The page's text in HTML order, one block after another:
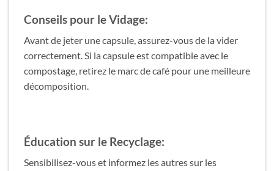
Conseils pour le Vidage:
Avant de jeter une capsule, assurez-vous de la vider
correctement. Si la capsule est compatible avec le
compostage, retirez le marc de café pour une meilleure
décomposition.
Éducation sur le Recyclage:
Sensibilisez-vous et informez les autres sur les